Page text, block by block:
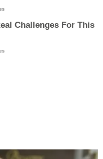
Challenges For This